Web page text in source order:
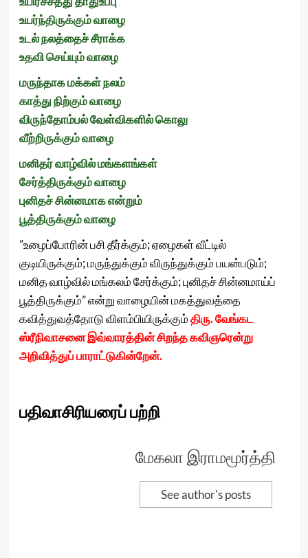
உயர்ந்திருக்கும் வாழை
உடல் நலத்தைச் சீராக்க
உதவி செய்யும் வாழை
மருந்தாக மக்கள் நலம்
காத்து நிற்கும் வாழை
விருந்தோம்பல் வேள்விகளில் கொலு
வீற்றிருக்கும் வாழை
மனிதர் வாழ்வில் மங்களங்கள்
சேர்த்திருக்கும் வாழை
புனிதச் சின்னமாக என்றும்
பூத்திருக்கும் வாழை
”உழைப்போரின் பசி தீர்க்கும்; ஏழைகள் வீட்டில்
குடியிருக்கும்; மருந்துக்கும் விருந்துக்கும் பயன்படும்;
மனித வாழ்வில் மங்கலம் சேர்க்கும்; புனிதச் சின்னமாய்ப்
பூத்திருக்கும்” என்று வாழையின் மகத்துவத்தை
கவித்துவத்தோடு விளம்பியிருக்கும்திரு. வேங்கட
ஸ்ரீநிவாசனை இவ்வாரத்தின் சிறந்த கவிஞரென்று
அறிவித்துப் பாராட்டுகின்றேன்.
பதிவாசிரியரைப் பற்றி
மேகலா இராமமூர்த்தி
See author's posts